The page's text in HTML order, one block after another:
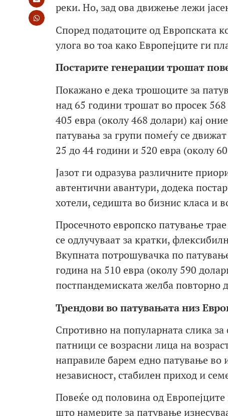
реки. Но, зад ова движење лежи
Според податоците од Европската
улога во тоа како Европејците ги
Постарите генерации трошат
Покажано е дека трошоците за
над 65 години трошат во просек
405 евра (околу 468 долари) кај
патувања за групи помеѓу се
25 до 44 години и 520 евра (околу
Јазот ги одразува различните
автентични авантури, додека
хотели, седишта во бизнис класа и
Просечното европско патување
се одлучуваат за кратки,
Вкупната потрошувачка по
година на 510 евра (околу 590
постпандемиската желба повторно
Трендови во патувањата низ
Спротивно на популарната слика
патници се возрасни лица на
направиле барем едно патување во
независност, стабилен приход и
Повеќе од половина од
што намерите за патување